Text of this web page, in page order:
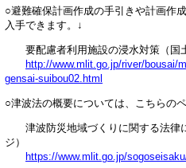
○避難確保計画作成の手引きや計画作
入手できます。↓
要配慮者利用施設の浸水対策（国
http://www.mlit.go.jp/river/bousai/
gensai-suibou02.html
○津波法の概要については、こちらの
津波防災地域づくりに関する法律
ジ）
https://www.mlit.go.jp/